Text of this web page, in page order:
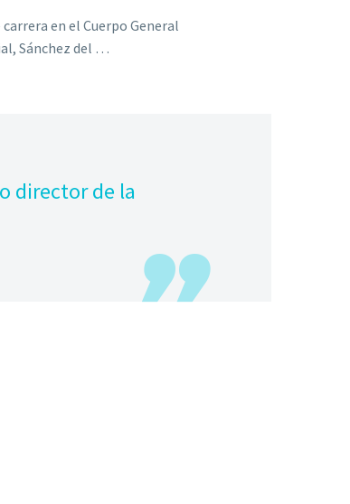
en el Cuerpo General
Sánchez del …
director de la